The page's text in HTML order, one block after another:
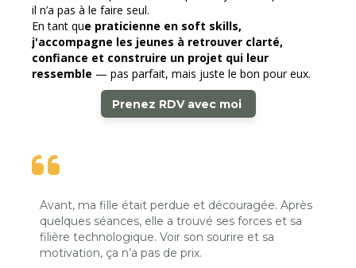
il n’a pas à le faire seul.
En tant que praticienne en soft skills,
j'accompagne les jeunes à retrouver clarté,
confiance et construire un projet qui leur
ressemble — pas parfait, mais juste le bon pour eux.
Prenez RDV avec moi
Avant, ma fille était perdue et découragée. Après
quelques séances, elle a trouvé ses forces et sa
filière technologique. Voir son sourire et sa
motivation, ça n’a pas de prix.